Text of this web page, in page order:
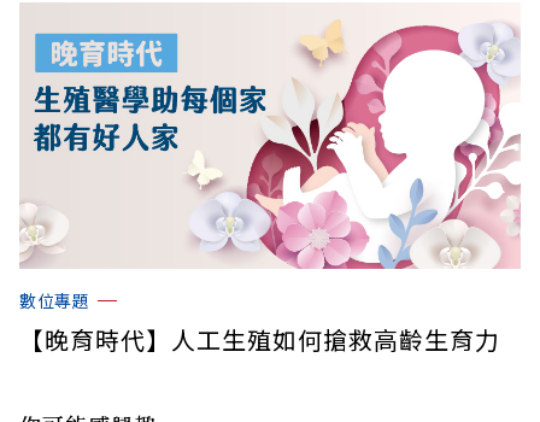
數位專題
【晚育時代】人工生殖如何搶救高齡生育力